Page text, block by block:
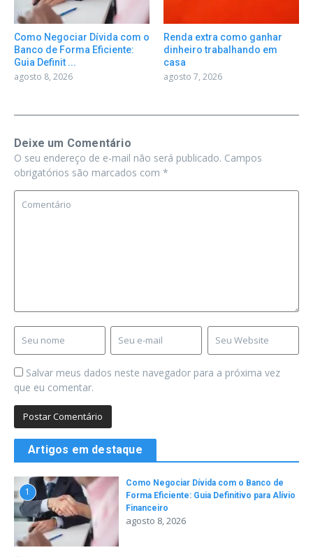
Como Negociar Dívida com o
Banco de Forma Eficiente:
Guia Definit ...
agosto 8, 2026
Renda extra como ganhar
dinheiro trabalhando em
casa
agosto 7, 2026
Deixe um Comentário
O seu endereço de e-mail não será publicado. Campos
obrigatórios são marcados com *
Salvar meus dados neste navegador para a próxima vez
que eu comentar.
Artigos em destaque
1
Como Negociar Dívida com o Banco de
Forma Eficiente: Guia Definitivo para Alívio
Financeiro
agosto 8, 2026